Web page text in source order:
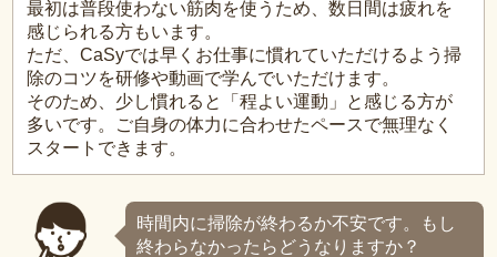
最初は普段使わない筋肉を使うため、数日間は疲れを
感じられる方もいます。
ただ、CaSyでは早くお仕事に慣れていただけるよう掃
除のコツを研修や動画で学んでいただけます。
そのため、少し慣れると「程よい運動」と感じる方が
多いです。ご自身の体力に合わせたペースで無理なく
スタートできます。
時間内に掃除が終わるか不安です。もし
終わらなかったらどうなりますか？